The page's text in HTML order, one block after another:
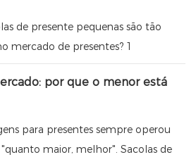
por que o menor está
para presentes sempre operou
maior, melhor". Sacolas de